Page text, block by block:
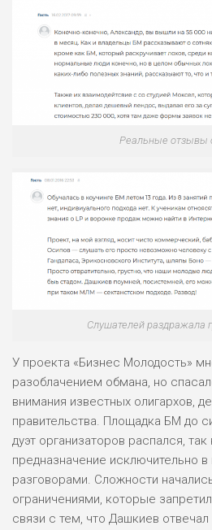
Реальные отзывы
Слушателей раздражала
У проекта «Бизнес Молодость»
разоблачением обмана, но
внимания известных олигархов,
правительства. Площадка БМ до
дуэт организаторов распался,
предназначение исключительно в
разговорами. Сложности
ограничениями, которые
связи с тем, что Дашкиев отвечал